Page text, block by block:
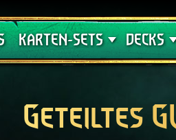
KARTEN-SETS
Crimson Curse
DECKS
Deck-
Geteiltes